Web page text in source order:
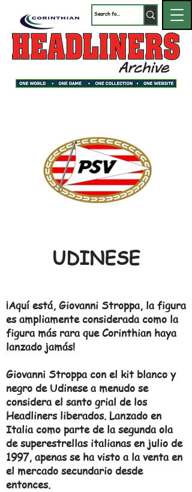
UDINESE
¡Aquí está, Giovanni Stroppa, la figura
es ampliamente considerada como la
figura más rara que Corinthian haya
lanzado jamás!
Giovanni Stroppa con el kit blanco y
negro de Udinese a menudo se
considera el santo grial de los
Headliners liberados. Lanzado en
Italia como parte de la segunda ola
de superestrellas italianas en julio de
1997, apenas se ha visto a la venta en
el mercado secundario desde
entonces.